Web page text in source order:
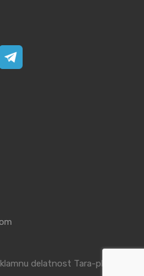
delatnost Tara-planina /